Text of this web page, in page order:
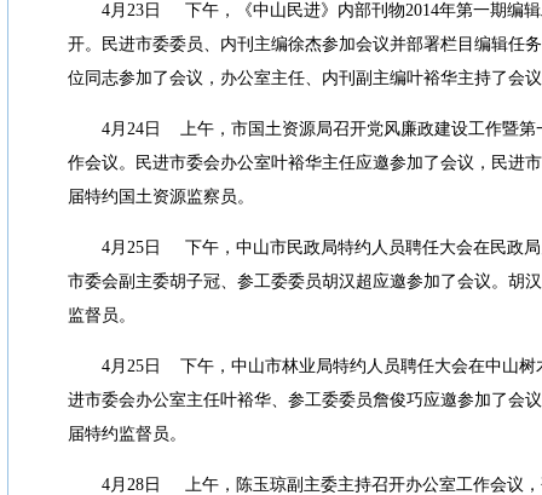
4月 23日 下午，《中山民进》内部刊物2014年第一期编
开。民进市委委员、内刊主编徐杰参加会议并部署栏目编辑任
位同志参加了会议，办公室主任、内刊副主编叶裕华主持了会
4月 24日
上午，市国土资源局召开党风廉政建设工作暨
作会议。民进市委会办公室叶裕华主任应邀参加了会议，民进
届特约国土资源监察员。
4月 25日
下午，中山市民政局特约人员聘任大会在民政
市委会副主委胡子冠、参工委委员胡汉超应邀参加了会议。胡
监督员。
4月 25日
下午，中山市林业局特约人员聘任大会在中山树
进市委会办公室主任叶裕华、参工委委员詹俊巧应邀参加了会
届特约监督员。
4月 28日
上午，陈玉琼副主委主持召开办公室工作会议